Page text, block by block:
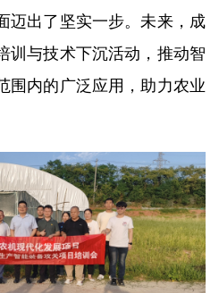
迈出了坚实一步。未来，成
训与技术下沉活动，推动智
围内的广泛应用，助力农业